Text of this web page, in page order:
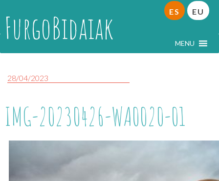
FurgoBidaiak MENU
ES EU
28/04/2023
IMG-20230426-WA0020-01